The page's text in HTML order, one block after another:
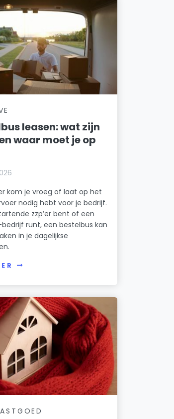
leasen: wat zijn
waar moet je op
kom je vroeg of laat op het
nodig hebt voor je bedrijf.
zzp’er bent of een
runt, een bestelbus kan
in je dagelijkse